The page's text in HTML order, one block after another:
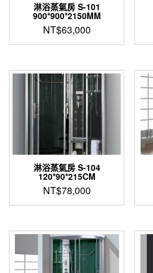
淋浴蒸氣房 S-101
900*900*2150MM
NT$63,000
淋浴蒸氣房 S-104
120*90*215CM
NT$78,000